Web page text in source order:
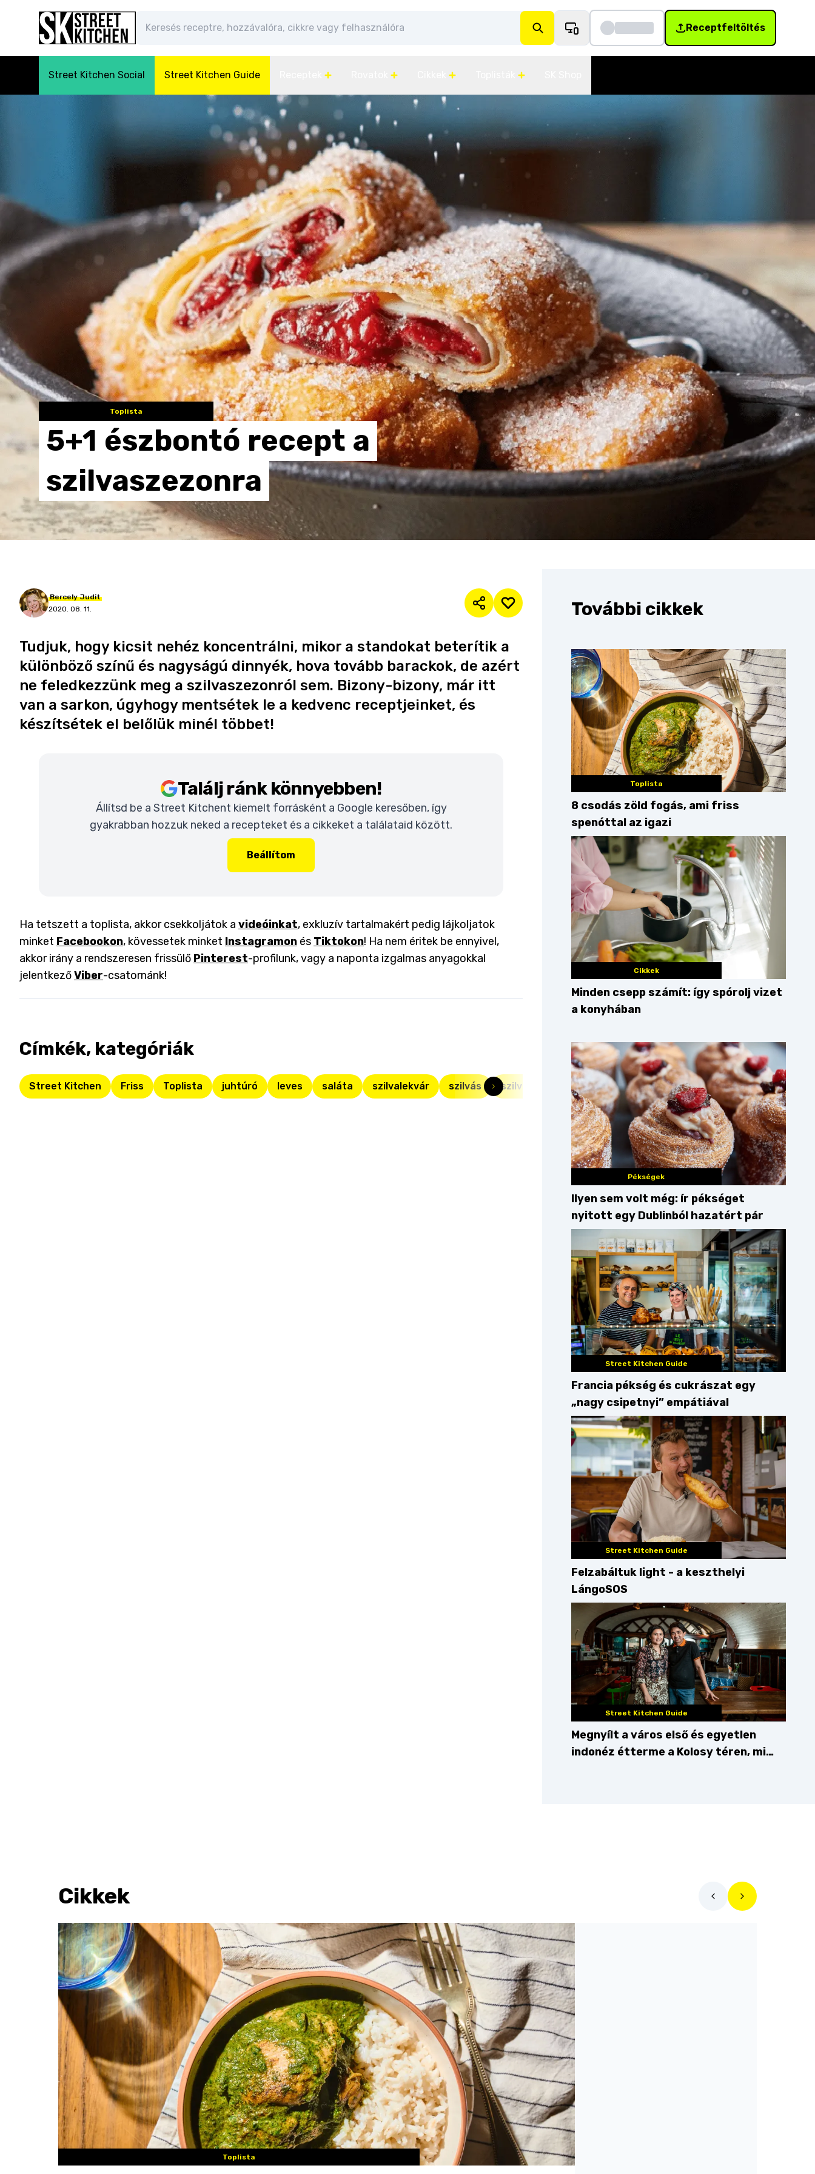
Receptfeltöltés
Street Kitchen Social Street Kitchen Guide
Toplista
5+1 észbontó recept a
szilvaszezonra
Bercely Judit
2020. 08. 11.
Tudjuk, hogy kicsit nehéz koncentrálni, mikor a standokat beterítik a
különböző színű és nagyságú dinnyék, hova tovább barackok, de azért
ne feledkezzünk meg a szilvaszezonról sem. Bizony-bizony, már itt
van a sarkon, úgyhogy mentsétek le a kedvenc receptjeinket, és
készítsétek el belőlük minél többet!
Találj ránk könnyebben!
Állítsd be a Street Kitchent kiemelt forrásként a Google keresőben, így
gyakrabban hozzuk neked a recepteket és a cikkeket a találataid között.
Beállítom
Ha tetszett a toplista, akkor csekkoljátok a videóinkat, exkluzív tartalmakért pedig lájkoljatok
minket Facebookon, kövessetek minket Instagramon és Tiktokon! Ha nem éritek be ennyivel,
akkor irány a rendszeresen frissülő Pinterest-profilunk, vagy a naponta izgalmas anyagokkal
jelentkezőViber-csatornánk!
Címkék, kategóriák
Street Kitchen Friss Toplista juhtúró leves saláta szilvalekvár szilvás szilva kacsacomb
További cikkek
Toplista
8 csodás zöld fogás, ami friss
spenóttal az igazi
Cikkek
Minden csepp számít: így spórolj vizet
a konyhában
Pékségek
Ilyen sem volt még: ír pékséget
nyitott egy Dublinból hazatért pár
Street Kitchen Guide
Francia pékség és cukrászat egy
„nagy csipetnyi” empátiával
Street Kitchen Guide
Felzabáltuk light - a keszthelyi
LángoSOS
Street Kitchen Guide
Megnyílt a város első és egyetlen
indonéz étterme a Kolosy téren, mi
Cikkek
Toplista